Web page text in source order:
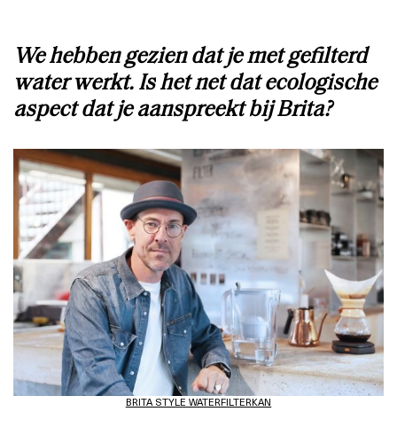
We hebben gezien dat je met gefilterd
water werkt. Is het net dat ecologische
aspect dat je aanspreekt bij Brita?
BRITA STYLE WATERFILTERKAN